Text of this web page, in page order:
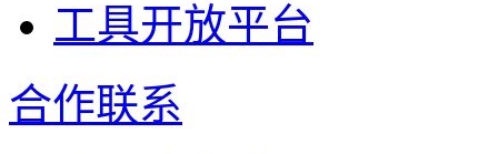
工具开放平台
合作联系